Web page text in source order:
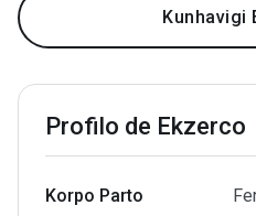
Kunhavigi
Profilo de Ekzerco
Korpo Parto